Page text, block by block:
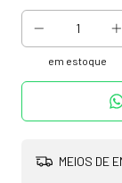
em estoque
MEIOS DE